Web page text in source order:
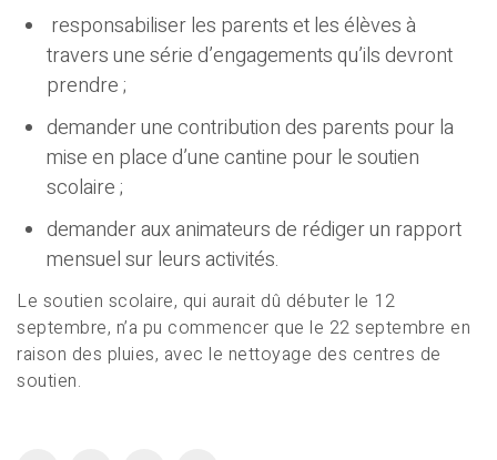
responsabiliser les parents et les élèves à
travers une série d’engagements qu’ils devront
prendre ;
demander une contribution des parents pour la
mise en place d’une cantine pour le soutien
scolaire ;
demander aux animateurs de rédiger un rapport
mensuel sur leurs activités.
Le soutien scolaire, qui aurait dû débuter le 12
septembre, n’a pu commencer que le 22 septembre en
raison des pluies, avec le nettoyage des centres de
soutien.